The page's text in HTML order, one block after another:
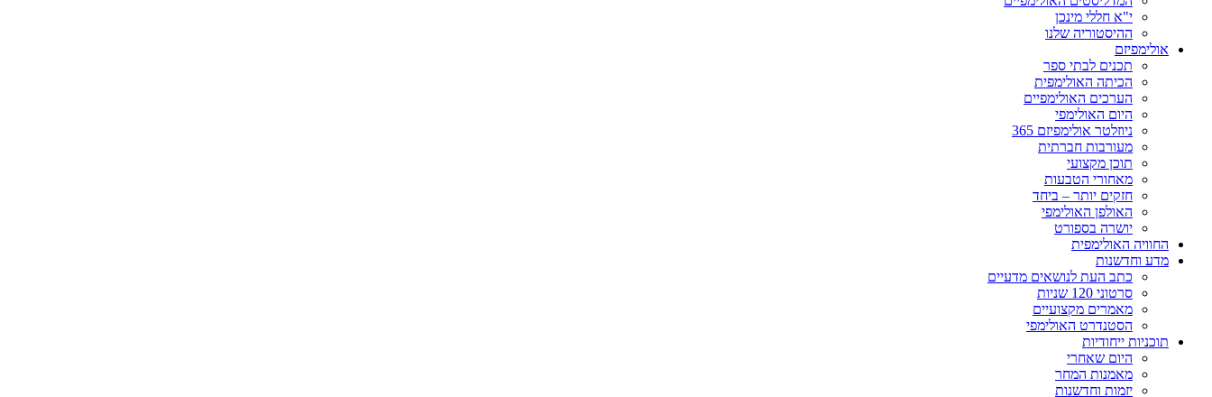
י"א חללי מינכן
ההיסטוריה שלנו
אולימפיזם
תכנים לבתי ספר
הכיתה האולימפית
הערכים האולימפיים
היום האולימפי
ניוזלטר אולימפיזם 365
מעורבות חברתית
תוכן מקצועי
מאחורי הטבעות
חזקים יותר – ביחד
האולפן האולימפי
יושרה בספורט
החוויה האולימפית
מדע וחדשנות
כתב העת לנושאים מדעיים
סרטוני 120 שניות
מאמרים מקצועיים
הסטנדרט האולימפי
תוכניות ייחודיות
היום שאחרי
מאמנות המחר
יזמות וחדשנות